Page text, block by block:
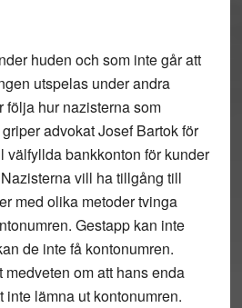
huden och som inte går att
utspelas under andra
följa hur nazisterna som
advokat Josef Bartok för
välfyllda bankkonton för kunder
vill ha tillgång till
med olika metoder tvinga
Gestapp kan inte
de inte få kontonumren.
om att hans enda
inte lämna ut kontonumren.